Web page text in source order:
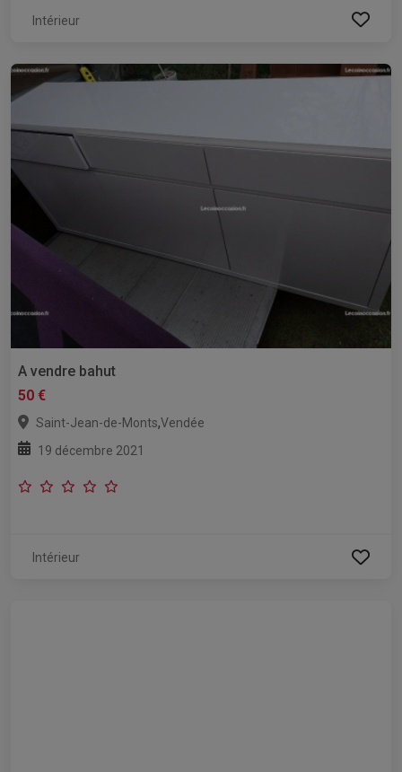
Intérieur
A vendre bahut
50 €
Saint-Jean-de-Monts,Vendée
19 décembre 2021
Intérieur